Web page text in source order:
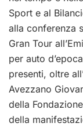
Sport e al
alla conferenza
Gran Tour
per auto
presenti, oltre
Avezzano
della
della